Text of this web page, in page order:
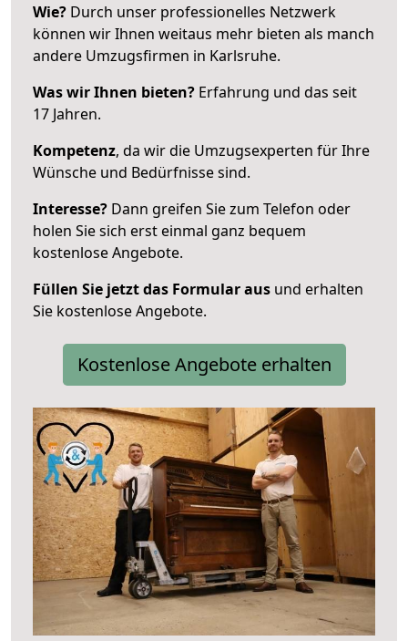
Wie? Durch unser professionelles Netzwerk
können wir Ihnen weitaus mehr bieten als manch
andere Umzugsfirmen in Karlsruhe.
Was wir Ihnen bieten? Erfahrung und das seit
17 Jahren.
Kompetenz, da wir die Umzugsexperten für Ihre
Wünsche und Bedürfnisse sind.
Interesse? Dann greifen Sie zum Telefon oder
holen Sie sich erst einmal ganz bequem
kostenlose Angebote.
Füllen Sie jetzt das Formular aus und erhalten
Sie kostenlose Angebote.
Kostenlose Angebote erhalten